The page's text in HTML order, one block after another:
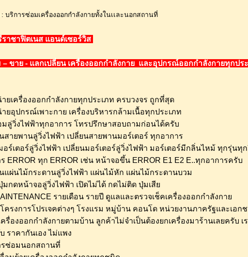
บริการซ่อมเครื่องออกกำลังกายทั้งในเเละนอกสถานที่
ราชาฟิตเนส แอนด์เซอร์วิส
ขาย - แลกเปลี่ยน เครื่องออกกำลังกาย และอุปกรณ์ออกกำลังกายทุกปร
ยเครื่องออกกำลังกายทุกประเภท ครบวงจร ถูกที่สุด
ยอุปกรณ์เพาะกาย เครื่องบริหารกล้ามเนื้อทุกประเภท
ลู่วิ่งไฟฟ้าทุกอาการ โทรปรึกษาสอบถามก่อนได้ครับ
สายพานลู่วิ่งไฟฟ้า เปลี่ยนสายพานมอร์เตอร์ ทุกอาการ
ร์เตอร์ลู่วิ่งไฟฟ้า เปลี่ยนมอร์เตอร์ลู่วิ่งไฟฟ้า มอร์เตอร์มีกลิ่นไหม้ ทุกรุ่นทุ
ERROR ทุก ERROR เช่น หน้าจอขึ้น ERROR E1 E2 E..ทุกอาการครับ
แผ่นไม้กระดานลู่วิ่งไฟฟ้า แผ่นไม้หัก แผ่นไม้กระดานบวม
กดหน้าจอลู่วิ่งไฟฟ้า เปิดไม่ได้ กดไม่ติด ปุ่มเสีย
รายเดือน รายปี ดูแลและตรวจเช็คเครื่องออกกำลังกาย
ครงการโปรเจคต่างๆ โรงแรม หมู่บ้าน คอนโด หน่วยงานภาครัฐและเอก
รื่องออกกำลังกายตามบ้าน ลูกค้าไม่จำเป็นต้องยกเครื่องมาร้านเลยครับ เ
ราคากันเอง ไม่แพง
ซ่อมนอกสถานที่